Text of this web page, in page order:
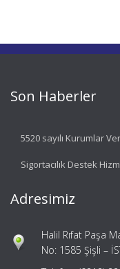
Son Haberler
5520 sayılı Kurumlar
Sigortacılık Destek
Adresimiz
Halil Rıfat Paşa
No: 1585 Şişli –